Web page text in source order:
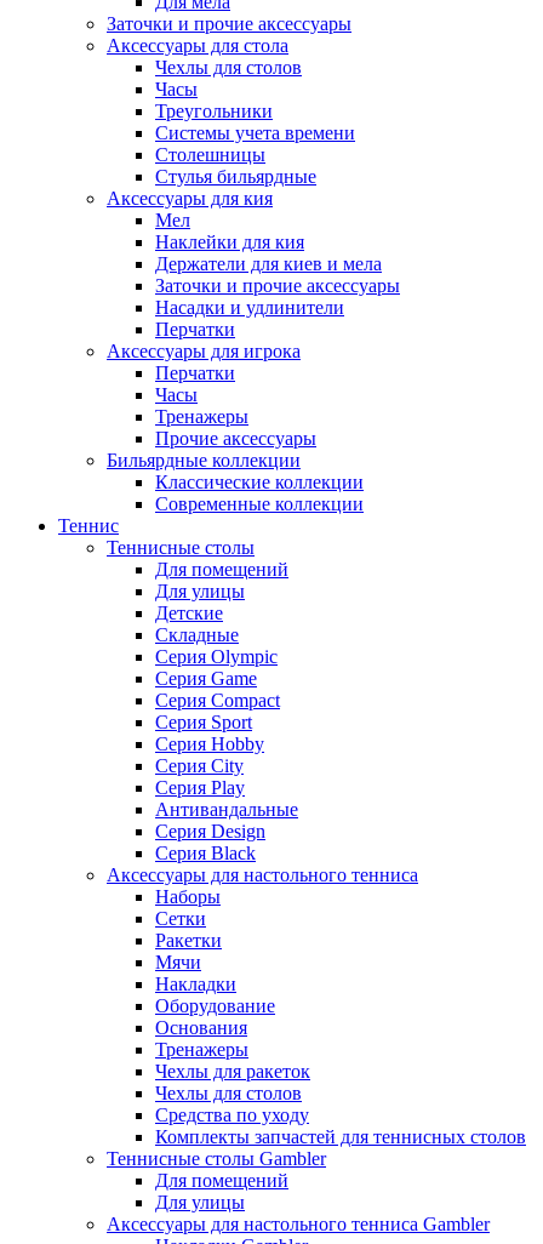
Заточки и прочие аксессуары
Аксессуары для стола
Чехлы для столов
Часы
Треугольники
Системы учета времени
Столешницы
Стулья бильярдные
Аксессуары для кия
Мел
Наклейки для кия
Держатели для киев и мела
Заточки и прочие аксессуары
Насадки и удлинители
Перчатки
Аксессуары для игрока
Перчатки
Часы
Тренажеры
Прочие аксессуары
Бильярдные коллекции
Классические коллекции
Современные коллекции
Теннис
Теннисные столы
Для помещений
Для улицы
Детские
Складные
Серия Olympic
Серия Game
Серия Compact
Серия Sport
Серия Hobby
Серия City
Серия Play
Антивандальные
Серия Design
Серия Black
Аксессуары для настольного тенниса
Наборы
Сетки
Ракетки
Мячи
Накладки
Оборудование
Основания
Тренажеры
Чехлы для ракеток
Чехлы для столов
Средства по уходу
Комплекты запчастей для теннисных столов
Теннисные столы Gambler
Для помещений
Для улицы
Аксессуары для настольного тенниса Gambler